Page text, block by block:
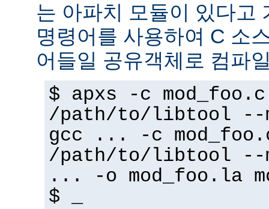
는 아파치 모듈이 있다고
명령어를 사용하여 C 소
어들일 공유객체로 컴파
$ apxs -c mod_foo.c
/path/to/libtool --
gcc ... -c
/path/to/libtool --
... -o mod_foo.la
$ _